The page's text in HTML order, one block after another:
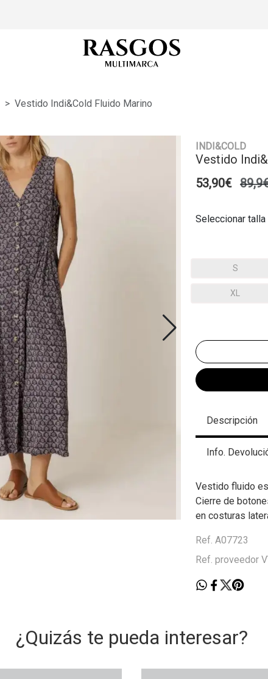
Vestido Indi&cold Fluido Marino
INDI&COLD
Vestido
53,90€
Seleccionar talla
S
XL
Descripción
Info.
Vestido fluido
Cierre de
en costuras
Ref. A07723
Ref. proveedor
¿Quizás te pueda interesar?